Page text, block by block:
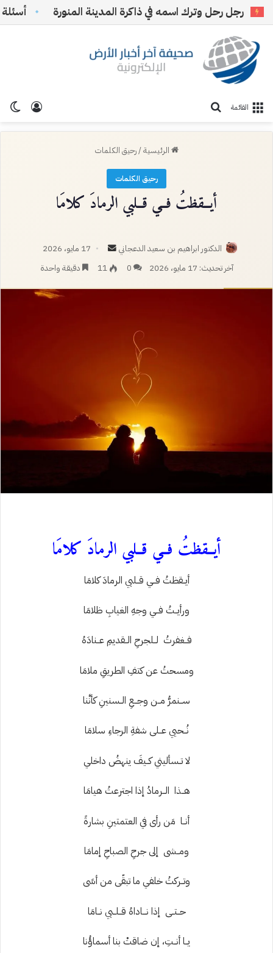
رجل رحل وترك اسمه في ذاكرة المدينة المنورة أسئلة
تسجيل القائمة
الرئيسية/رحيق الكلمات
رحيق الكلمات
أيــقظتُ فــي قــلبي الرمادَ كلامَا
الدكتور ابراهيم بن سعيد الدعجاني
أرسل
بريدا
17 مايو، 2026
آخر تحديث: 17 مايو، 2026
0
11 دقيقة واحدة
أيــقظتُ فــي قــلبي الرمادَ كلامَا
أيــقظتُ فــي قــلبي الرمادَ كلامَا
ورأيــتُ فــي وجهِ الغيابِ ظلامَا
فــغفرتُ لــلجرحِ الــقديمِ عــنادَهُ
ومسحتُ عن كتفِ الطريقِ ملامَا
ســنمرُّ مــن وجــعِ الــسنينِ كأنَّنا
نُــحيي عــلى شفةِ الرجاءِ سلامَا
لا تــسأليني كــيفَ ينهضُ داخلي
هــذا الــرمادُ إذا اجترعتُ هيامَا
أنــا مَن رأى في العتمتينِ بشارةً
ومــشى إلى جرحِ الصباحِ إمامَا
وتــركتُ خلفي ما تبقّى من أسًى
حــتــى إذا نـــاداهُ قــلــبي نــامَا
يــا أنــتِ، إن ضاقتْ بنا أسماؤُنا